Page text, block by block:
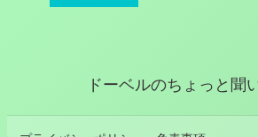
ドーベルのちょっと聞